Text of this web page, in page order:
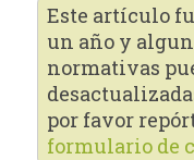
Este artículo
un año y
normativas
por favor
formulario de